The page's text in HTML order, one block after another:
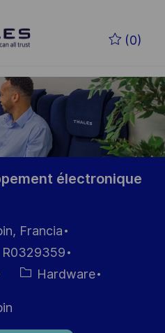
(0)
électronique
Francia
R0329359
Categoría
Hardware